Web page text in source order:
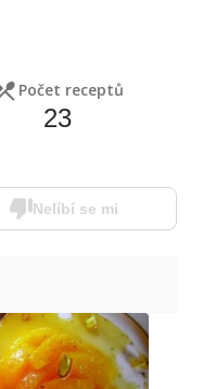
Počet receptů
23
Nelíbí se mi